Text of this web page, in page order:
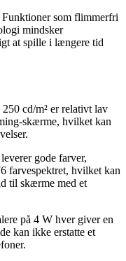
Funktioner som flimmerfri
mindsker
at spille i længere tid
cd/m² er relativt lav
skærme, hvilket kan
gode farver,
farvespektret, hvilket kan
til skærme med et
på 4 W hver giver en
kan ikke erstatte et